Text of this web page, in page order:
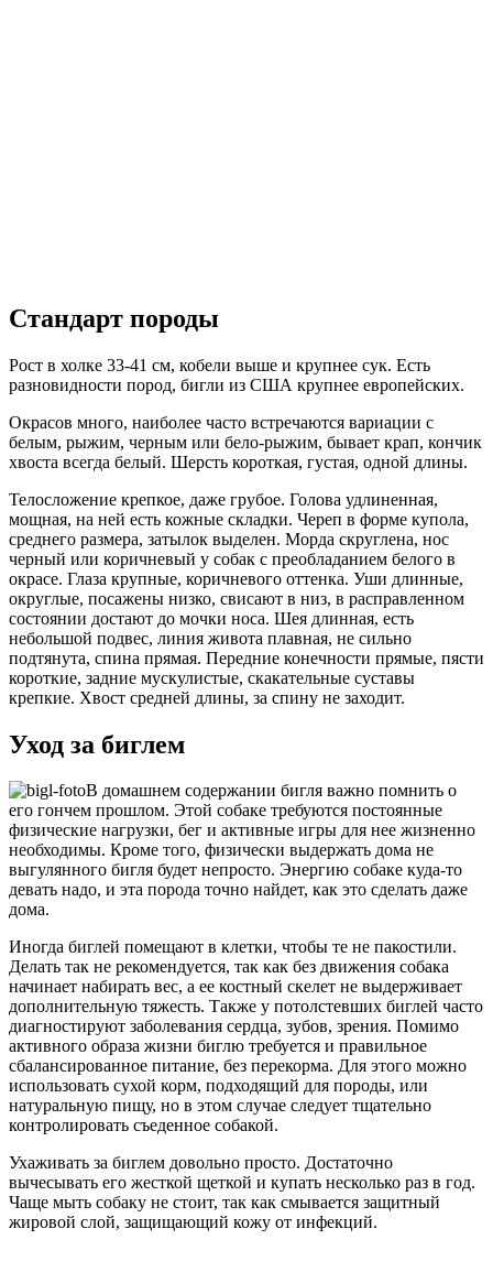
Стандарт породы
Рост в холке 33-41 см, кобели выше и крупнее сук. Есть
разновидности пород, бигли из США крупнее европейских.
Окрасов много, наиболее часто встречаются вариации с
белым, рыжим, черным или бело-рыжим, бывает крап, кончик
хвоста всегда белый. Шерсть короткая, густая, одной длины.
Телосложение крепкое, даже грубое. Голова удлиненная,
мощная, на ней есть кожные складки. Череп в форме купола,
среднего размера, затылок выделен. Морда скруглена, нос
черный или коричневый у собак с преобладанием белого в
окрасе. Глаза крупные, коричневого оттенка. Уши длинные,
округлые, посажены низко, свисают в низ, в расправленном
состоянии достают до мочки носа. Шея длинная, есть
небольшой подвес, линия живота плавная, не сильно
подтянута, спина прямая. Передние конечности прямые, пясти
короткие, задние мускулистые, скакательные суставы
крепкие. Хвост средней длины, за спину не заходит.
Уход за биглем
В домашнем содержании бигля важно помнить о
его гончем прошлом. Этой собаке требуются постоянные
физические нагрузки, бег и активные игры для нее жизненно
необходимы. Кроме того, физически выдержать дома не
выгулянного бигля будет непросто. Энергию собаке куда-то
девать надо, и эта порода точно найдет, как это сделать даже
дома.
Иногда биглей помещают в клетки, чтобы те не пакостили.
Делать так не рекомендуется, так как без движения собака
начинает набирать вес, а ее костный скелет не выдерживает
дополнительную тяжесть. Также у потолстевших биглей часто
диагностируют заболевания сердца, зубов, зрения. Помимо
активного образа жизни биглю требуется и правильное
сбалансированное питание, без перекорма. Для этого можно
использовать сухой корм, подходящий для породы, или
натуральную пищу, но в этом случае следует тщательно
контролировать съеденное собакой.
Ухаживать за биглем довольно просто. Достаточно
вычесывать его жесткой щеткой и купать несколько раз в год.
Чаще мыть собаку не стоит, так как смывается защитный
жировой слой, защищающий кожу от инфекций.